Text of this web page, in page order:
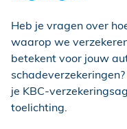
Heb je vragen over
waarop we
betekent voor jouw
je KBC-
toelichting.